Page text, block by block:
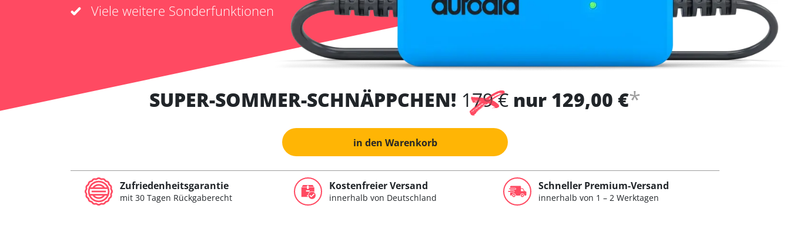
Viele weitere Sonderfunktionen
SUPER-SOMMER-SCHNÄPPCHEN! 179 € nur 129,00 €*
in den Warenkorb
Zufriedenheitsgarantie
mit 30 Tagen Rückgaberecht
Kostenfreier Versand
innerhalb von Deutschland
Schneller Premium-Versand
innerhalb von 1 – 2 Werktagen